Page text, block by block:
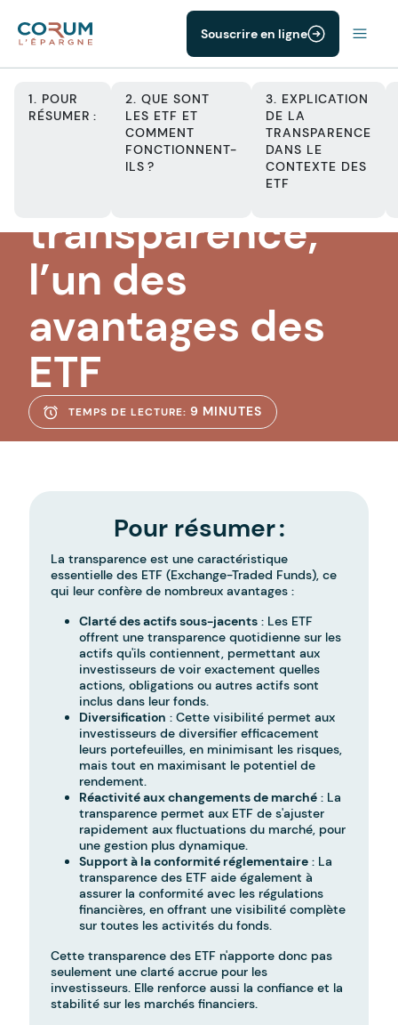
Souscrire en ligne
1. POUR
RÉSUMER :
2. QUE SONT
LES ETF ET
COMMENT
FONCTIONNENT-
ILS ?
3. EXPLICATION
DE LA
TRANSPARENCE
DANS LE
CONTEXTE DES
ETF
transparence,
l’un des
avantages des
ETF
TEMPS DE LECTURE: 9 MINUTES
Pour résumer :
La transparence est une caractéristique
essentielle des ETF (Exchange-Traded Funds), ce
qui leur confère de nombreux avantages :
Clarté des actifs sous-jacents : Les ETF
offrent une transparence quotidienne sur les
actifs qu'ils contiennent, permettant aux
investisseurs de voir exactement quelles
actions, obligations ou autres actifs sont
inclus dans leur fonds.
Diversification : Cette visibilité permet aux
investisseurs de diversifier efficacement
leurs portefeuilles, en minimisant les risques,
mais tout en maximisant le potentiel de
rendement.
Réactivité aux changements de marché : La
transparence permet aux ETF de s'ajuster
rapidement aux fluctuations du marché, pour
une gestion plus dynamique.
Support à la conformité réglementaire : La
transparence des ETF aide également à
assurer la conformité avec les régulations
financières, en offrant une visibilité complète
sur toutes les activités du fonds.
Cette transparence des ETF n'apporte donc pas
seulement une clarté accrue pour les
investisseurs. Elle renforce aussi la confiance et la
stabilité sur les marchés financiers.